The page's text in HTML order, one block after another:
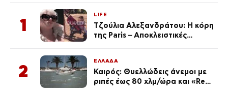
1
LIFE
Τζούλια Αλεξανδράτου: Η κόρη
της Paris – Αποκλειστικές
2
ΕΛΛΑΔΑ
Καιρός: Θυελλώδεις άνεμοι με
ριπές έως 80 χλμ/ώρα και «Red